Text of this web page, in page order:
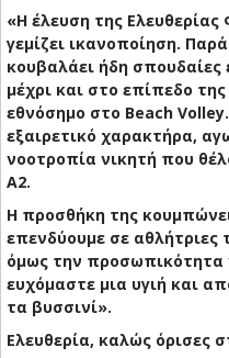
​«Η έλευση της
γεμίζει ικανοποίηση.
κουβαλάει ήδη σπουδαίες
μέχρι και στο επίπεδο
εθνόσημο στο Beach
εξαιρετικό χαρακτήρα,
νοοτροπία νικητή που
Α2.
​Η προσθήκη της
επενδύουμε σε αθλήτριες
όμως την
ευχόμαστε μια υγιή και
τα βυσσινί».
​Ελευθερία, καλώς όρισες